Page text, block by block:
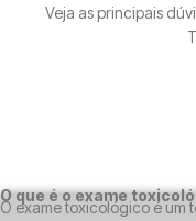
Veja as principais
O que é o exame
O exame toxicológico é um